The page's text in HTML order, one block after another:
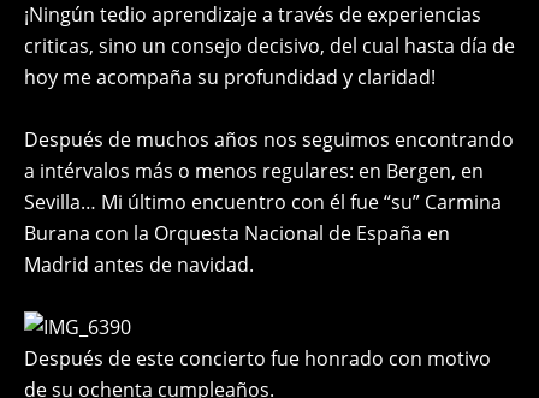
¡Ningún tedio aprendizaje a través de experiencias
criticas, sino un consejo decisivo, del cual hasta día de
hoy me acompaña su profundidad y claridad!
Después de muchos años nos seguimos encontrando
a intérvalos más o menos regulares: en Bergen, en
Sevilla… Mi último encuentro con él fue “su” Carmina
Burana con la Orquesta Nacional de España en
Madrid antes de navidad.
Después de este concierto fue honrado con motivo
de su ochenta cumpleaños.